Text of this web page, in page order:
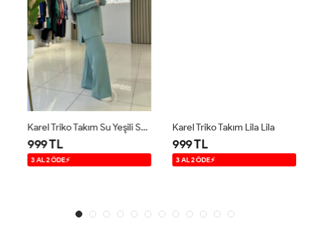
Karel Triko Takım Su Yeşili Su Yeşili
999 TL
3 AL 2 ÖDE⚡
Karel Triko Takım Lila Lila
999 TL
3 AL 2 ÖDE⚡